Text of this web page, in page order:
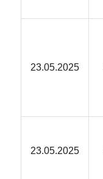
23.05.2025
23.05.2025